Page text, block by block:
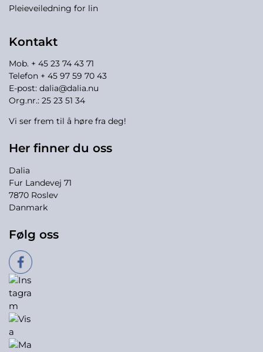
Pleieveiledning for lin
Kontakt
Mob. + 45 23 74 43 71
Telefon + 45 97 59 70 43
E-post: dalia@dalia.nu
Org.nr.: 25 23 51 34
Vi ser frem til å høre fra deg!
Her finner du oss
Dalia
Fur Landevej 71
7870 Roslev
Danmark
Følg oss